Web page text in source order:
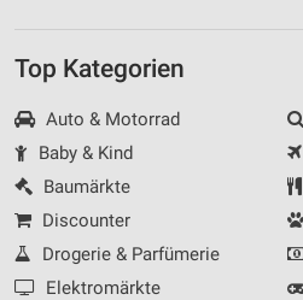
Top Kategorien
Auto & Motorrad
Baby & Kind
Baumärkte
Discounter
Drogerie & Parfümerie
Elektromärkte